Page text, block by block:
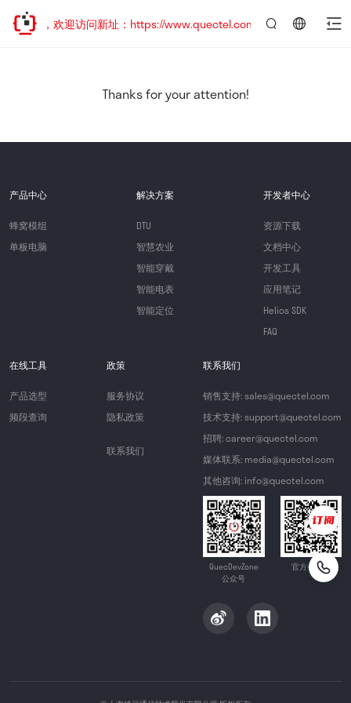
已迁移，欢迎访问新址：https://www.quectel.com.cn
Thanks for your attention!
产品中心
蜂窝模组
单板电脑
解决方案
DTU
智慧农业
智能穿戴
智能电表
智能定位
开发者中心
资源下载
文档中心
开发工具
应用笔记
Helios SDK
FAQ
在线工具
产品选型
频段查询
政策
服务协议
隐私政策
联系我们
联系我们
销售支持: sales@quectel.com
技术支持: support@quectel.com
招聘: career@quectel.com
媒体联系: media@quectel.com
其他咨询: info@quectel.com
QuecDevZone
公众号
官方公众号